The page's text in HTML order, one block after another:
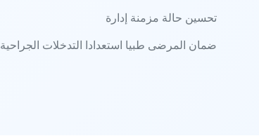
تحسين حالة مزمنة إدارة
ضمان المرضى طبيا استعدادا التدخلات الجراحية